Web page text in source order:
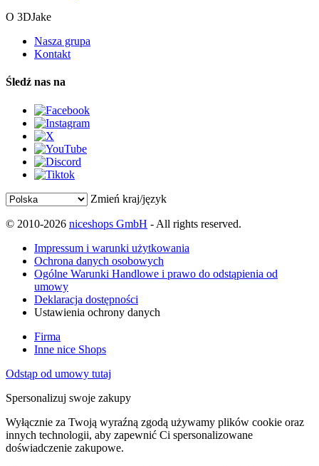
O 3DJake
Nasza grupa
Kontakt
Śledź nas na
Zmień kraj/język
© 2010-2026 niceshops GmbH - All rights reserved.
Impressum i warunki użytkowania
Ochrona danych osobowych
Ogólne Warunki Handlowe i prawo do odstąpienia od
umowy
Deklaracja dostępności
Ustawienia ochrony danych
Firma
Inne nice Shops
Odstąp od umowy tutaj
Spersonalizuj swoje zakupy
Wyłącznie za Twoją wyraźną zgodą używamy plików cookie oraz
innych technologii, aby zapewnić Ci spersonalizowane
doświadczenie zakupowe.